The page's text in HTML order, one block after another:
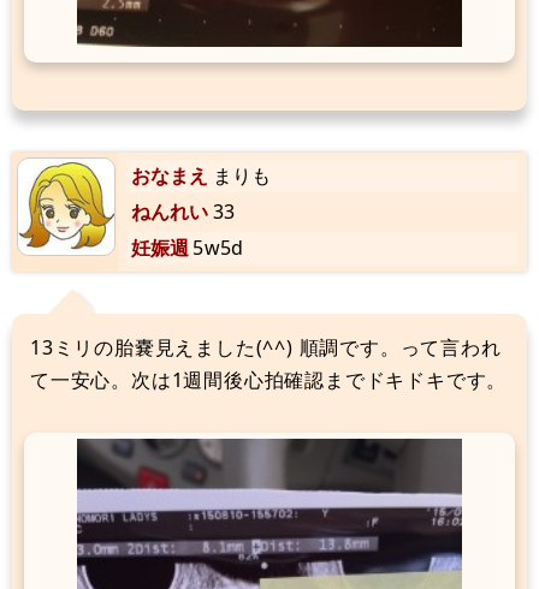
おなまえ まりも
ねんれい33
妊娠週5w5d
13ミリの胎嚢見えました(^^) 順調です。って言われ
て一安心。次は1週間後心拍確認までドキドキです。